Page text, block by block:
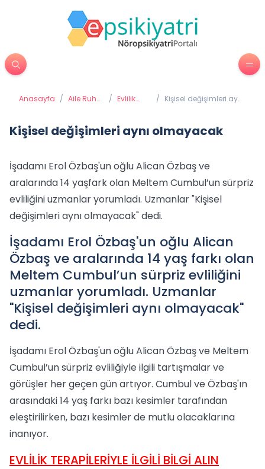
Anasayfa / Aile Ruh
/ Evlilik
/ Kişisel değişimleri aynı
Kişisel değişimleri aynı olmayacak
İşadamı Erol Özbaş'un oğlu Alican Özbaş ve
aralarında 14 yaşfark olan Meltem Cumbul’un sürpriz
evliliğini uzmanlar yorumladı. Uzmanlar "Kişisel
değişimleri aynı olmayacak" dedi.
İşadamı Erol Özbaş'un oğlu Alican
Özbaş ve aralarında 14 yaş farkı olan
Meltem Cumbul’un sürpriz evliliğini
uzmanlar yorumladı. Uzmanlar
"Kişisel değişimleri aynı olmayacak"
dedi.
İşadamı Erol Özbaş'un oğlu Alican Özbaş ve Meltem
Cumbul’un sürpriz evliliğiyle ilgili tartışmalar ve
görüşler her geçen gün artıyor. Cumbul ve Özbaş'ın
arasındaki 14 yaş farkı bazı kesimler tarafından
eleştirilirken, bazı kesimler de mutlu olacaklarına
inanıyor.
EVLİLİK TERAPİLERİYLE İLGİLİ BİLGİ ALIN